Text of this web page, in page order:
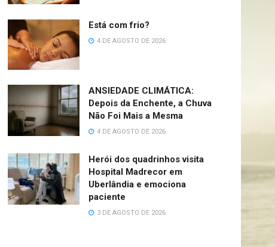
Está com frio?
4 DE AGOSTO DE 2026
ANSIEDADE CLIMÁTICA:
Depois da Enchente, a Chuva
Não Foi Mais a Mesma
4 DE AGOSTO DE 2026
Herói dos quadrinhos visita
Hospital Madrecor em
Uberlândia e emociona
paciente
3 DE AGOSTO DE 2026